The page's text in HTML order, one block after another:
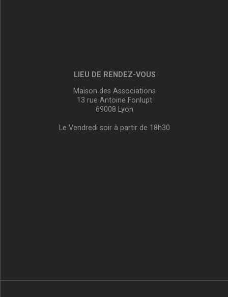
LIEU DE RENDEZ-VOUS
Maison des Associations
13 rue Antoine Fonlupt
69008 Lyon
Le Vendredi soir à partir de 18h30